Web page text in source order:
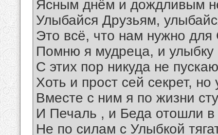
Ясным днём и дождливым
Улыбайся Друзьям,
Это всё, что нам нужно для
Помню я мудреца, и улыбку
С этих пор никуда не
Хоть и прост сей секрет, но
Вместе с ним я по жизни
И Печаль , и Беда отошли в
Не по силам с Улыбкой